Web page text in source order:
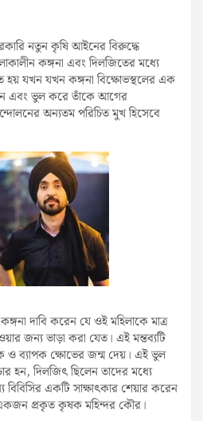
নতুন কৃষি আইনের বিরুদ্ধে
কঙ্গনা এবং দিলজিতের মধ্যে
হয় যখন যখন কঙ্গনা বিক্ষোভস্থলের এক
এবং ভুল করে তাঁকে আগের
অন্যতম পরিচিত মুখ হিসেবে
দাবি করেন যে ওই মহিলাকে মাত্র
জন্য ভাড়া করা যেত। এই মন্তব্যটি
ও ব্যাপক ক্ষোভের জন্ম দেয়। এই ভুল
হন, দিলজিৎ ছিলেন তাদের মধ্যে
একটি সাক্ষাৎকার শেয়ার করেন
একজন প্রকৃত কৃষক মহিন্দর কৌর।